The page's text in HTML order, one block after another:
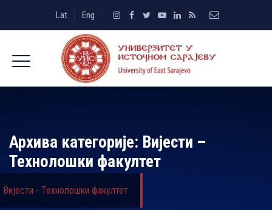
Lat Eng
Архива категорије: Вијести –
Технолошки факултет
Вијести - Технолошки факултет